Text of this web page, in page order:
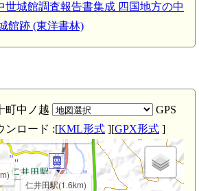
世城館調査報告書集成 四国地方の中
館跡 (東洋書林)
町中ノ越
GPS
ンロード :[KML形式 ][GPX形式 ]
仁井田駅(1.6km)
土佐 山の上城(2.2km)